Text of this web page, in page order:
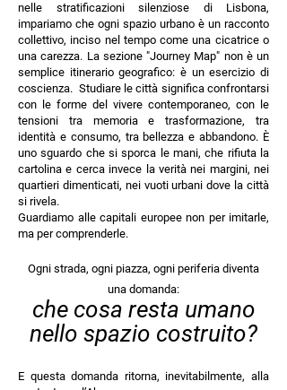
nelle stratificazioni silenziose di Lisbona,
impariamo che ogni spazio urbano è un racconto
collettivo, inciso nel tempo come una cicatrice o
una carezza. La sezione "Journey Map" non è un
semplice itinerario geografico: è un esercizio di
coscienza. Studiare le città significa confrontarsi
con le forme del vivere contemporaneo, con le
tensioni tra memoria e trasformazione, tra
identità e consumo, tra bellezza e abbandono. È
uno sguardo che si sporca le mani, che rifiuta la
cartolina e cerca invece la verità nei margini, nei
quartieri dimenticati, nei vuoti urbani dove la città
si rivela.
Guardiamo alle capitali europee non per imitarle,
ma per comprenderle.
Ogni strada, ogni piazza, ogni periferia diventa
una domanda:
che cosa resta umano
nello spazio costruito?
E questa domanda ritorna, inevitabilmente, alla